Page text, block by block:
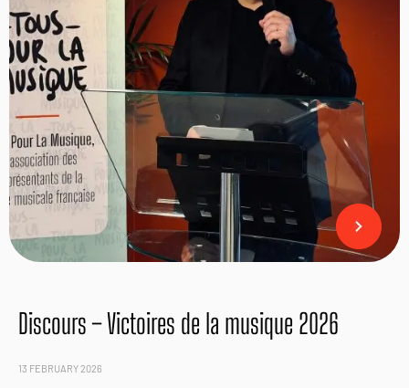
Discours – Victoires de la musique 2026
13 FEBRUARY 2026